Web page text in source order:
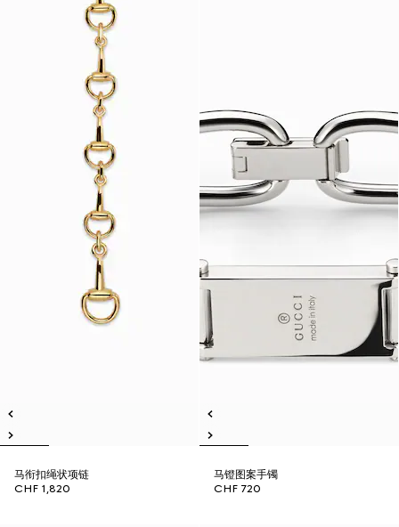
马衔扣绳状项链
CHF 1,820
马镫图案手镯
CHF 720